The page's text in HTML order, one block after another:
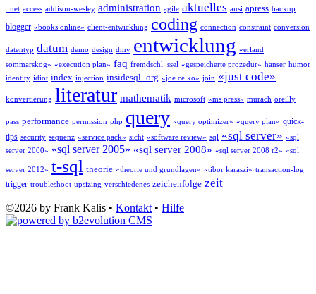
_net access addison-wesley administration agile aktuelles ansi apress backup
blogger «books online» client-entwicklung coding connection constraint conversion
datentyp datum demo design dmv entwicklung «erland
sommarskog» «execution plan» faq fremdschl_ssel «gespeicherte prozedur» hanser humor
identity idiot index injection insidesql_org «joe celko» join «just code»
konvertierung literatur mathematik microsoft «ms press» murach oreilly
pass performance permission php query «query optimizer» «query plan» quick-
tips security sequenz «service pack» sicht «software review» sql «sql server» «sql
server 2000» «sql server 2005» «sql server 2008» «sql server 2008 r2» «sql
server 2012» t-sql theorie «theorie und grundlagen» «tibor karaszi» transaction-log
trigger troubleshoot upsizing verschiedenes zeichenfolge zeit
©2026 by Frank Kalis • Kontakt• Hilfe